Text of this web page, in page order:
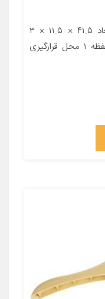
معرفی محصول جزئیات محصول ابعاد ۴۱.۵ × ۱۱.۵ × ۳
سانتی‌متر جنس پلاستیک تعداد محفظه ۱ محل قرارگیری